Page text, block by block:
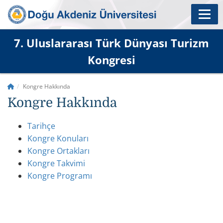
7. Uluslararası Türk Dünyası Turizm
Kongresi
Kongre Hakkında
Kongre Hakkında
Tarihçe
Kongre Konuları
Kongre Ortakları
Kongre Takvimi
Kongre Programı